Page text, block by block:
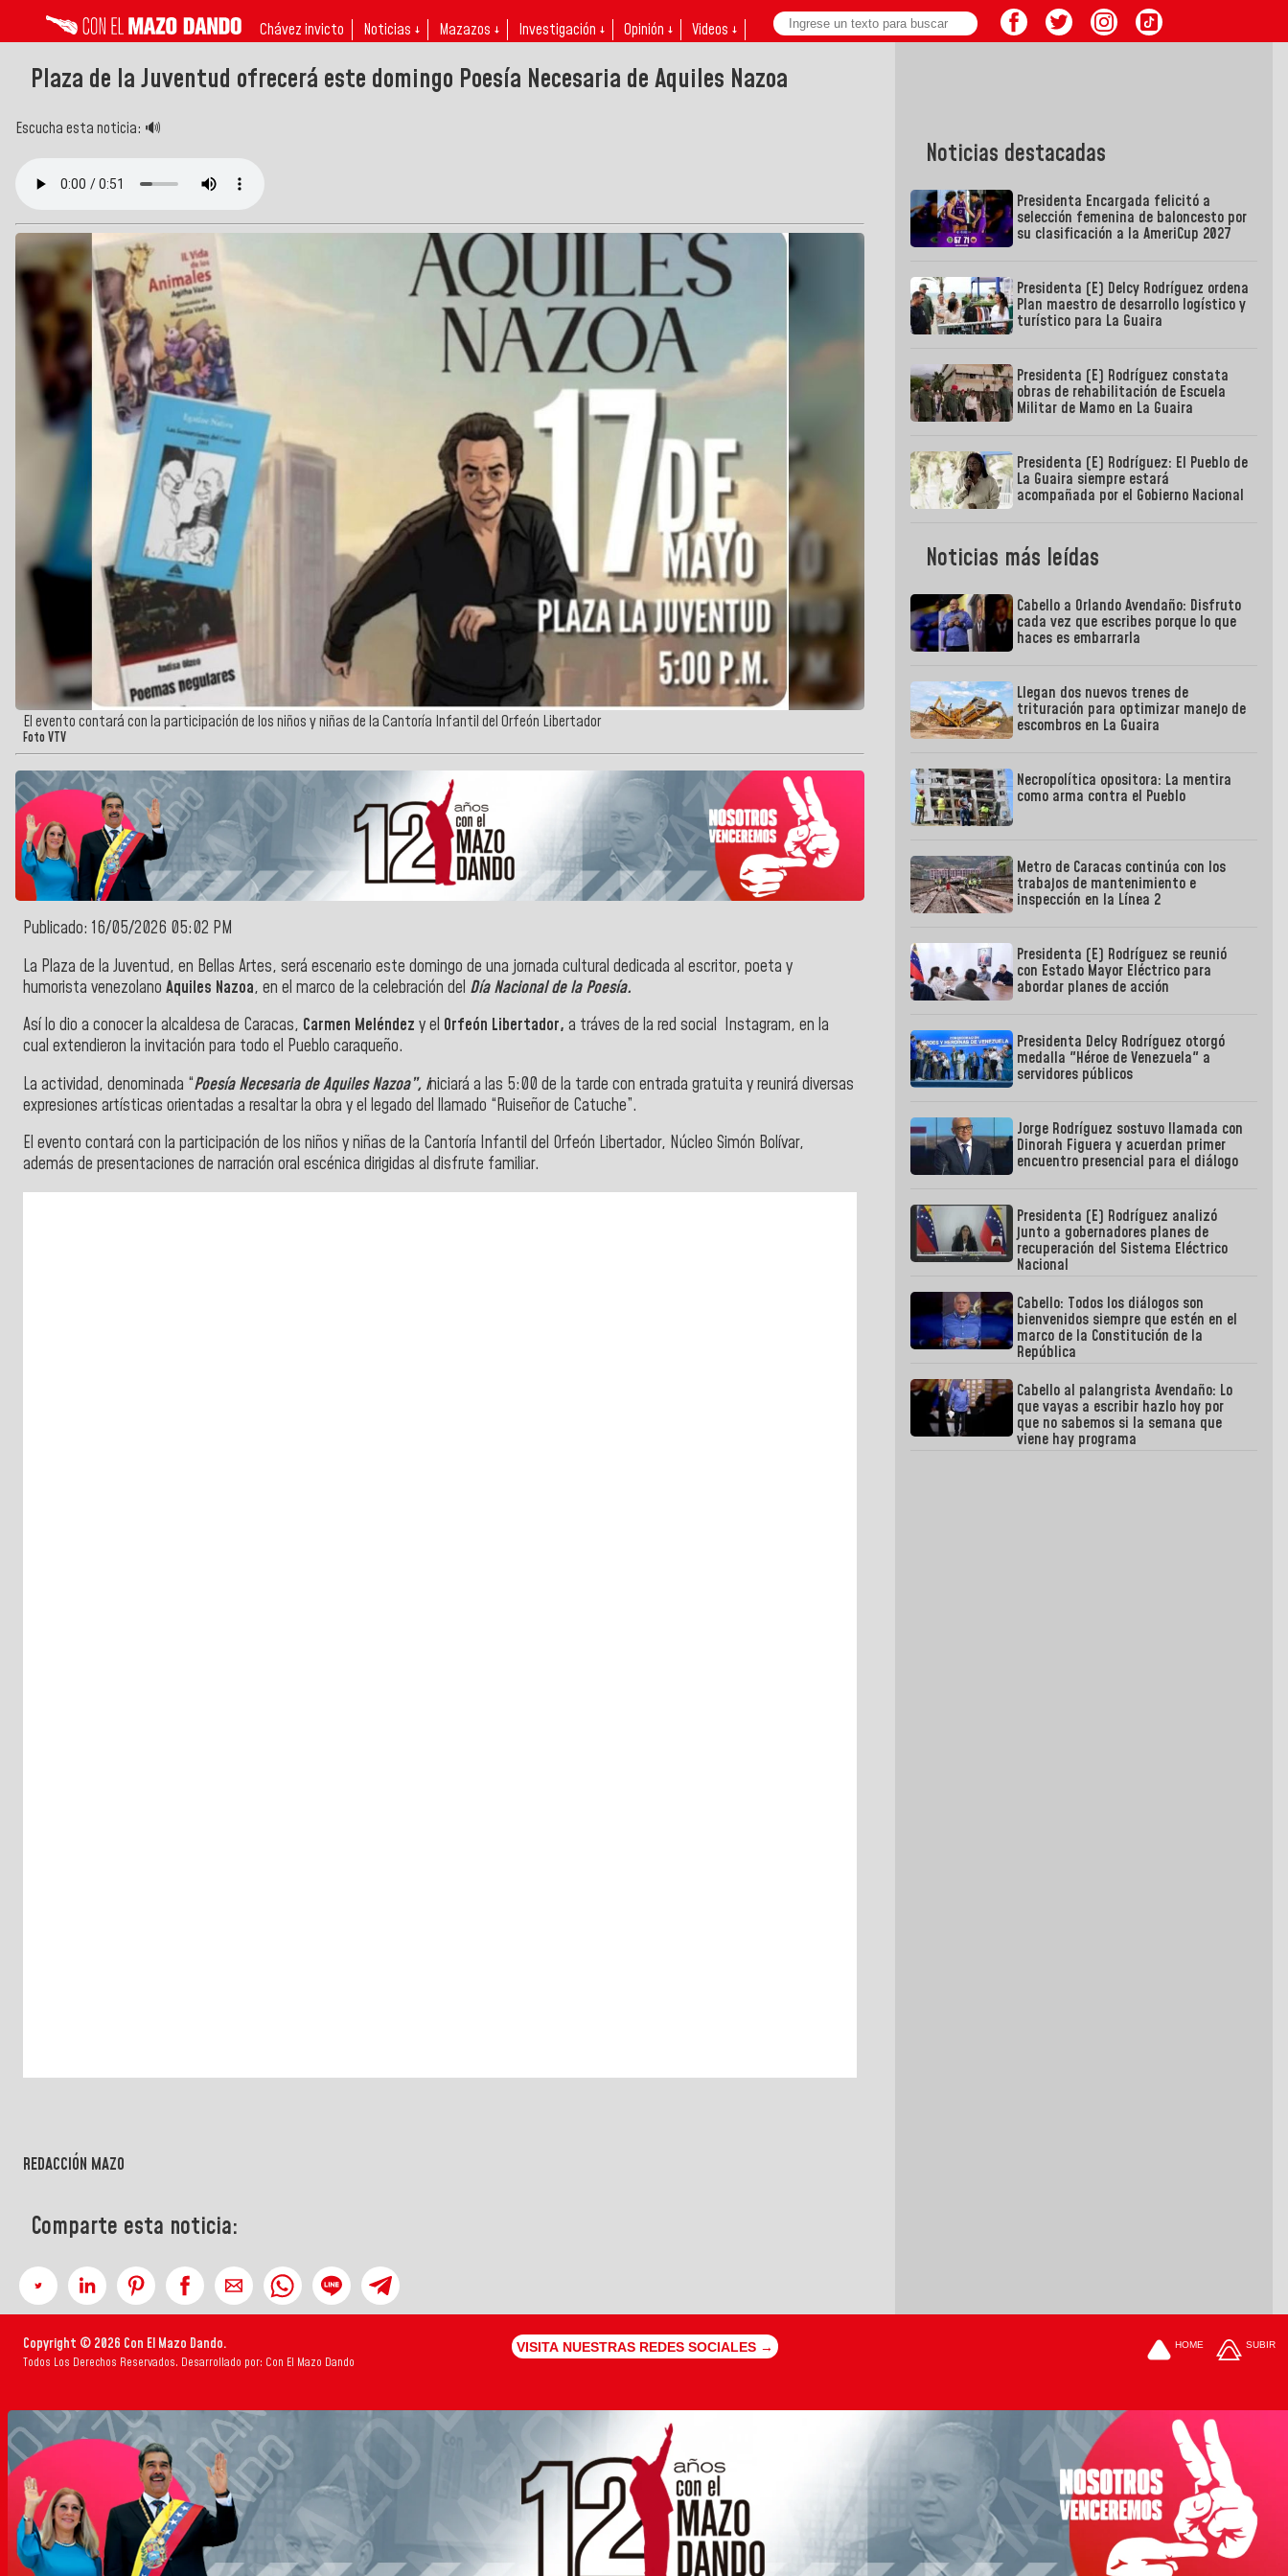
Chávez invicto Noticias ↓ Mazazos ↓ Investigación ↓ Opinión ↓ Videos ↓
Plaza de la Juventud ofrecerá este domingo Poesía Necesaria de Aquiles Nazoa
Escucha esta noticia: 🔊
El evento contará con la participación de los niños y niñas de la Cantoría Infantil del Orfeón Libertador
Foto VTV
Publicado: 16/05/2026 05:02 PM
La Plaza de la Juventud, en Bellas Artes, será escenario este domingo de una jornada cultural dedicada al escritor, poeta y
humorista venezolano Aquiles Nazoa, en el marco de la celebración del Día Nacional de la Poesía.
Así lo dio a conocer la alcaldesa de Caracas, Carmen Meléndez y el Orfeón Libertador, a tráves de la red social Instagram, en la
cual extendieron la invitación para todo el Pueblo caraqueño.
La actividad, denominada “Poesía Necesaria de Aquiles Nazoa”, iniciará a las 5:00 de la tarde con entrada gratuita y reunirá diversas
expresiones artísticas orientadas a resaltar la obra y el legado del llamado “Ruiseñor de Catuche”.
El evento contará con la participación de los niños y niñas de la Cantoría Infantil del Orfeón Libertador, Núcleo Simón Bolívar,
además de presentaciones de narración oral escénica dirigidas al disfrute familiar.
REDACCIÓN MAZO
Comparte esta noticia:
Noticias destacadas
Presidenta Encargada felicitó a
selección femenina de baloncesto por
su clasificación a la AmeriCup 2027
Presidenta (E) Delcy Rodríguez ordena
Plan maestro de desarrollo logístico y
turístico para La Guaira
Presidenta (E) Rodríguez constata
obras de rehabilitación de Escuela
Militar de Mamo en La Guaira
Presidenta (E) Rodríguez: El Pueblo de
La Guaira siempre estará
acompañada por el Gobierno Nacional
Noticias más leídas
Cabello a Orlando Avendaño: Disfruto
cada vez que escribes porque lo que
haces es embarrarla
Llegan dos nuevos trenes de
trituración para optimizar manejo de
escombros en La Guaira
Necropolítica opositora: La mentira
como arma contra el Pueblo
Metro de Caracas continúa con los
trabajos de mantenimiento e
inspección en la Línea 2
Presidenta (E) Rodríguez se reunió
con Estado Mayor Eléctrico para
abordar planes de acción
Presidenta Delcy Rodríguez otorgó
medalla "Héroe de Venezuela" a
servidores públicos
Jorge Rodríguez sostuvo llamada con
Dinorah Figuera y acuerdan primer
encuentro presencial para el diálogo
Presidenta (E) Rodríguez analizó
junto a gobernadores planes de
recuperación del Sistema Eléctrico
Nacional
Cabello: Todos los diálogos son
bienvenidos siempre que estén en el
marco de la Constitución de la
República
Cabello al palangrista Avendaño: Lo
que vayas a escribir hazlo hoy por
que no sabemos si la semana que
viene hay programa
Copyright © 2026 Con El Mazo Dando.
Todos Los Derechos Reservados. Desarrollado por: Con El Mazo Dando
VISITA NUESTRAS REDES SOCIALES → HOME SUBIR